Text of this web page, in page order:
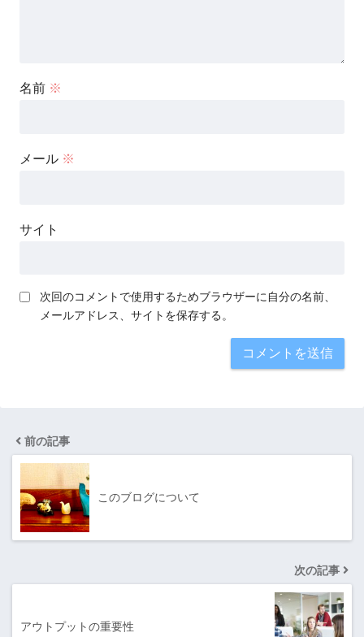
名前 ※
メール ※
サイト
次回のコメントで使用するためブラウザーに自分の名前、
メールアドレス、サイトを保存する。
前の記事
このブログについて
次の記事
アウトプットの重要性